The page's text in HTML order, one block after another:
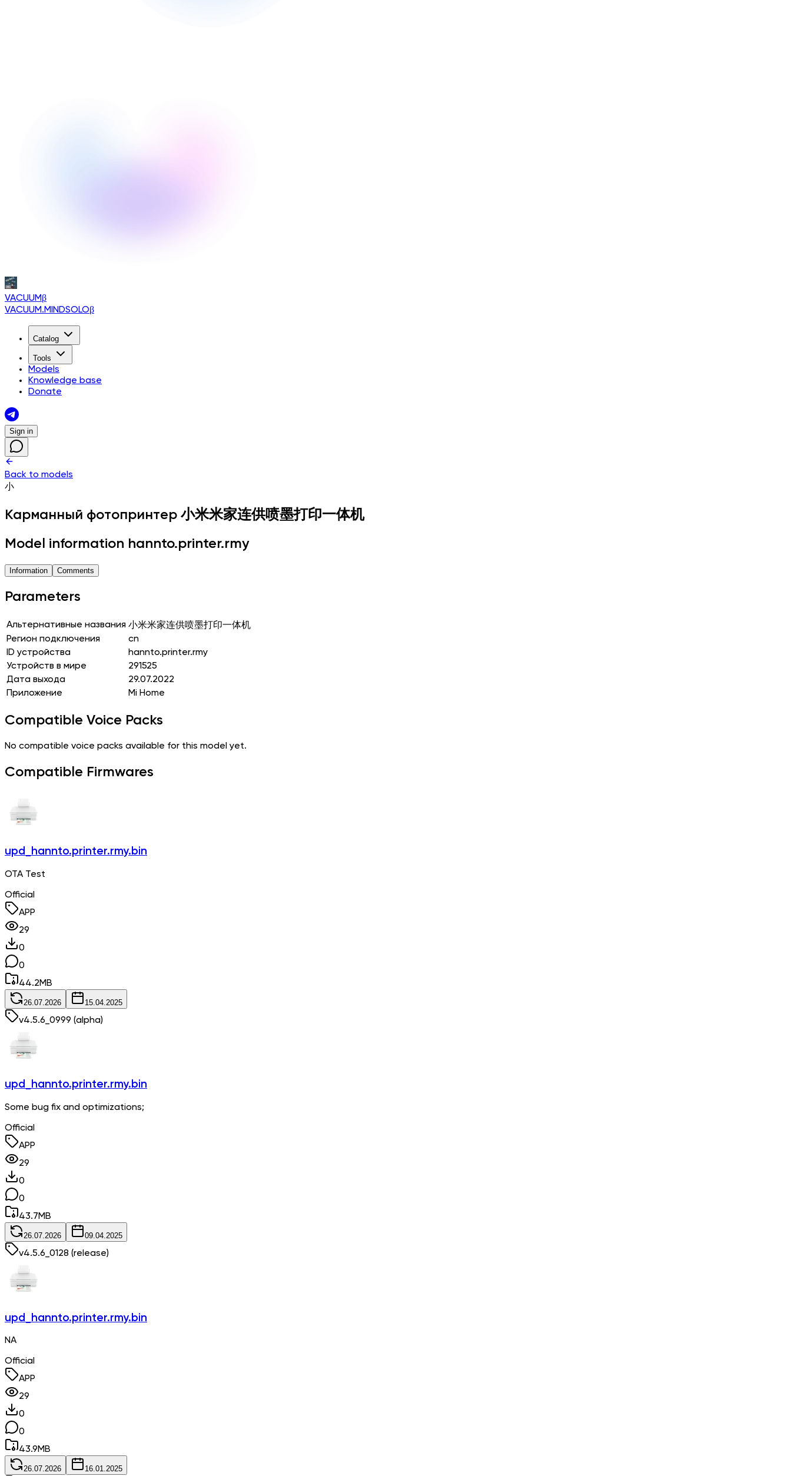
VACUUMβ
VACUUM.MINDSOLOβ
Catalog
Tools
Models
Knowledge base
Donate
Sign in
Back to models
小
Карманный фотопринтер 小米米家连供喷墨打印一体机
Model information hannto.printer.rmy
Information Comments
Parameters
Альтернативные названия 小米米家连供喷墨打印一体机
Регион подключения
cn
ID устройства
hannto.printer.rmy
Устройств в мире
291525
Дата выхода
29.07.2022
Приложение
Mi Home
Compatible Voice Packs
No compatible voice packs available for this model yet.
Compatible Firmwares
upd_hannto.printer.rmy.bin
OTA Test
Official
APP
29
0
0
44.2MB
26.07.2026 15.04.2025
v4.5.6_0999 (alpha)
upd_hannto.printer.rmy.bin
Some bug fix and optimizations;
Official
APP
29
0
0
43.7MB
26.07.2026 09.04.2025
v4.5.6_0128 (release)
upd_hannto.printer.rmy.bin
NA
Official
APP
29
0
0
43.9MB
26.07.2026 16.01.2025